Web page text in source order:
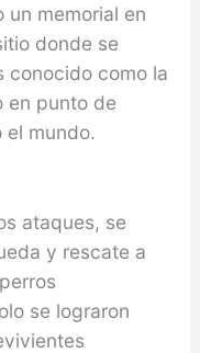
un memorial en
donde se
conocido como la
en punto de
el mundo.
ataques, se
y rescate a
se lograron